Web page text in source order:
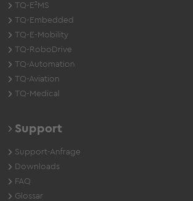
TQ-E²MS
TQ-Embedded
TQ-E-Mobility
TQ-RoboDrive
TQ-Automation
TQ-Aviation
TQ-Medical
Support
Support-Anfrage
Downloads
FAQ
Glossar